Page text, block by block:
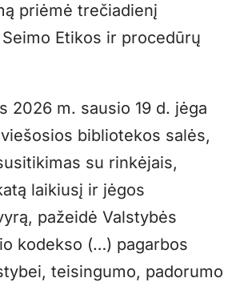
priėmė trečiadienį
Etikos ir procedūrų
2026 m. sausio 19 d. jėga
bibliotekos salės,
su rinkėjais,
laikiusį ir jėgos
pažeidė Valstybės
kodekso (…) pagarbos
teisingumo, padorumo